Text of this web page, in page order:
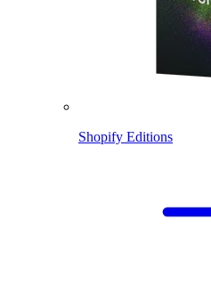
Shopify Editions